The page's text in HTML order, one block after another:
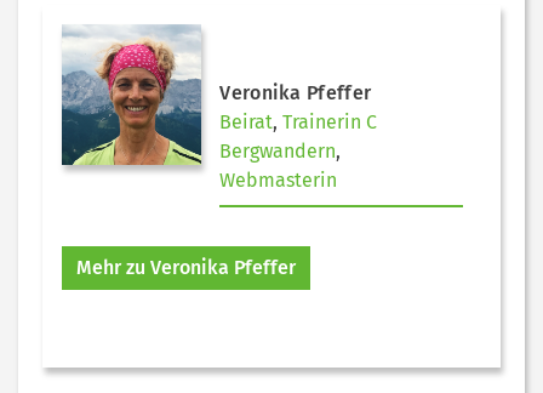
Veronika Pfeffer
Beirat,Trainerin C
Bergwandern,
Webmasterin
Mehr zu Veronika Pfeffer